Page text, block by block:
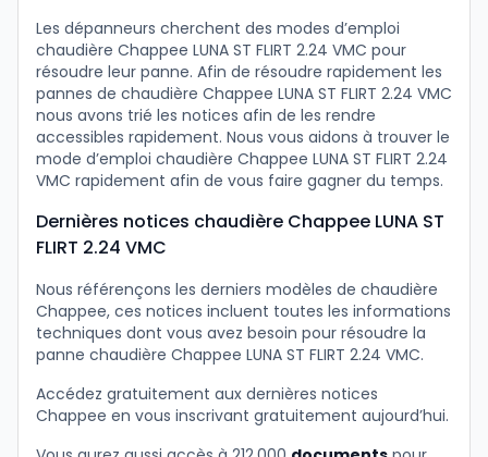
Les dépanneurs cherchent des modes d’emploi
chaudière Chappee LUNA ST FLIRT 2.24 VMC pour
résoudre leur panne. Afin de résoudre rapidement les
pannes de chaudière Chappee LUNA ST FLIRT 2.24 VMC
nous avons trié les notices afin de les rendre
accessibles rapidement. Nous vous aidons à trouver le
mode d’emploi chaudière Chappee LUNA ST FLIRT 2.24
VMC rapidement afin de vous faire gagner du temps.
Dernières notices chaudière Chappee LUNA ST
FLIRT 2.24 VMC
Nous référençons les derniers modèles de chaudière
Chappee, ces notices incluent toutes les informations
techniques dont vous avez besoin pour résoudre la
panne chaudière Chappee LUNA ST FLIRT 2.24 VMC.
Accédez gratuitement aux dernières notices
Chappee en vous inscrivant gratuitement aujourd’hui.